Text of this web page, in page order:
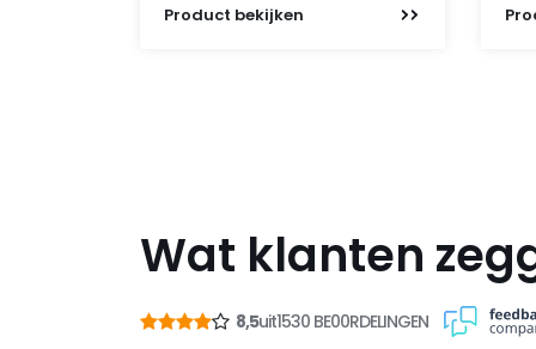
Product bekijken
Wat klanten
8,5uit1530 BE00RDELINGEN